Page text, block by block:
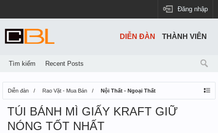
Đăng nhập
Diễn đàn Rao Vặt - Mua Bán Nội Thất - Ngoại Thất
TÚI BÁNH MÌ GIẤY KRAFT GIỮ
NÓNG TỐT NHẤT
DIỄN ĐÀN
Tìm kiếm Recent Posts
THÀNH VIÊN